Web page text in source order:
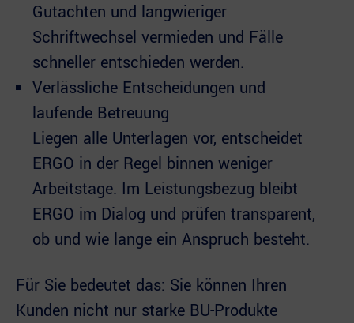
Gutachten und langwieriger
Schriftwechsel vermieden und Fälle
schneller entschieden werden.
Verlässliche Entscheidungen und
laufende Betreuung
Liegen alle Unterlagen vor, entscheidet
ERGO in der Regel binnen weniger
Arbeitstage. Im Leistungsbezug bleibt
ERGO im Dialog und prüfen transparent,
ob und wie lange ein Anspruch besteht.
Für Sie bedeutet das: Sie können Ihren
Kunden nicht nur starke BU-Produkte